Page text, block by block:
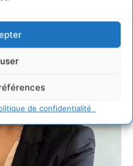
de confidentialité